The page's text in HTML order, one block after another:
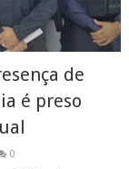
de
é preso
0